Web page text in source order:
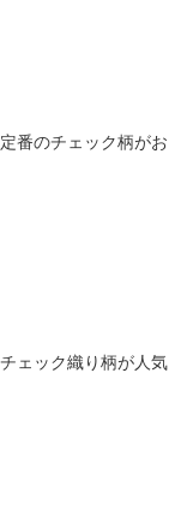
番のチェック柄がお
ェック織り柄が人気